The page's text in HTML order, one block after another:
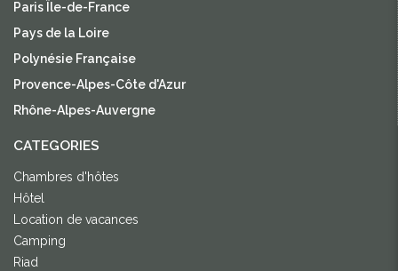
Paris Île-de-France
Pays de la Loire
Polynésie Française
Provence-Alpes-Côte d'Azur
Rhône-Alpes-Auvergne
CATEGORIES
Chambres d'hôtes
Hôtel
Location de vacances
Camping
Riad